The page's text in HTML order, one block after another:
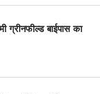
ग्रीनफील्ड बाईपास का